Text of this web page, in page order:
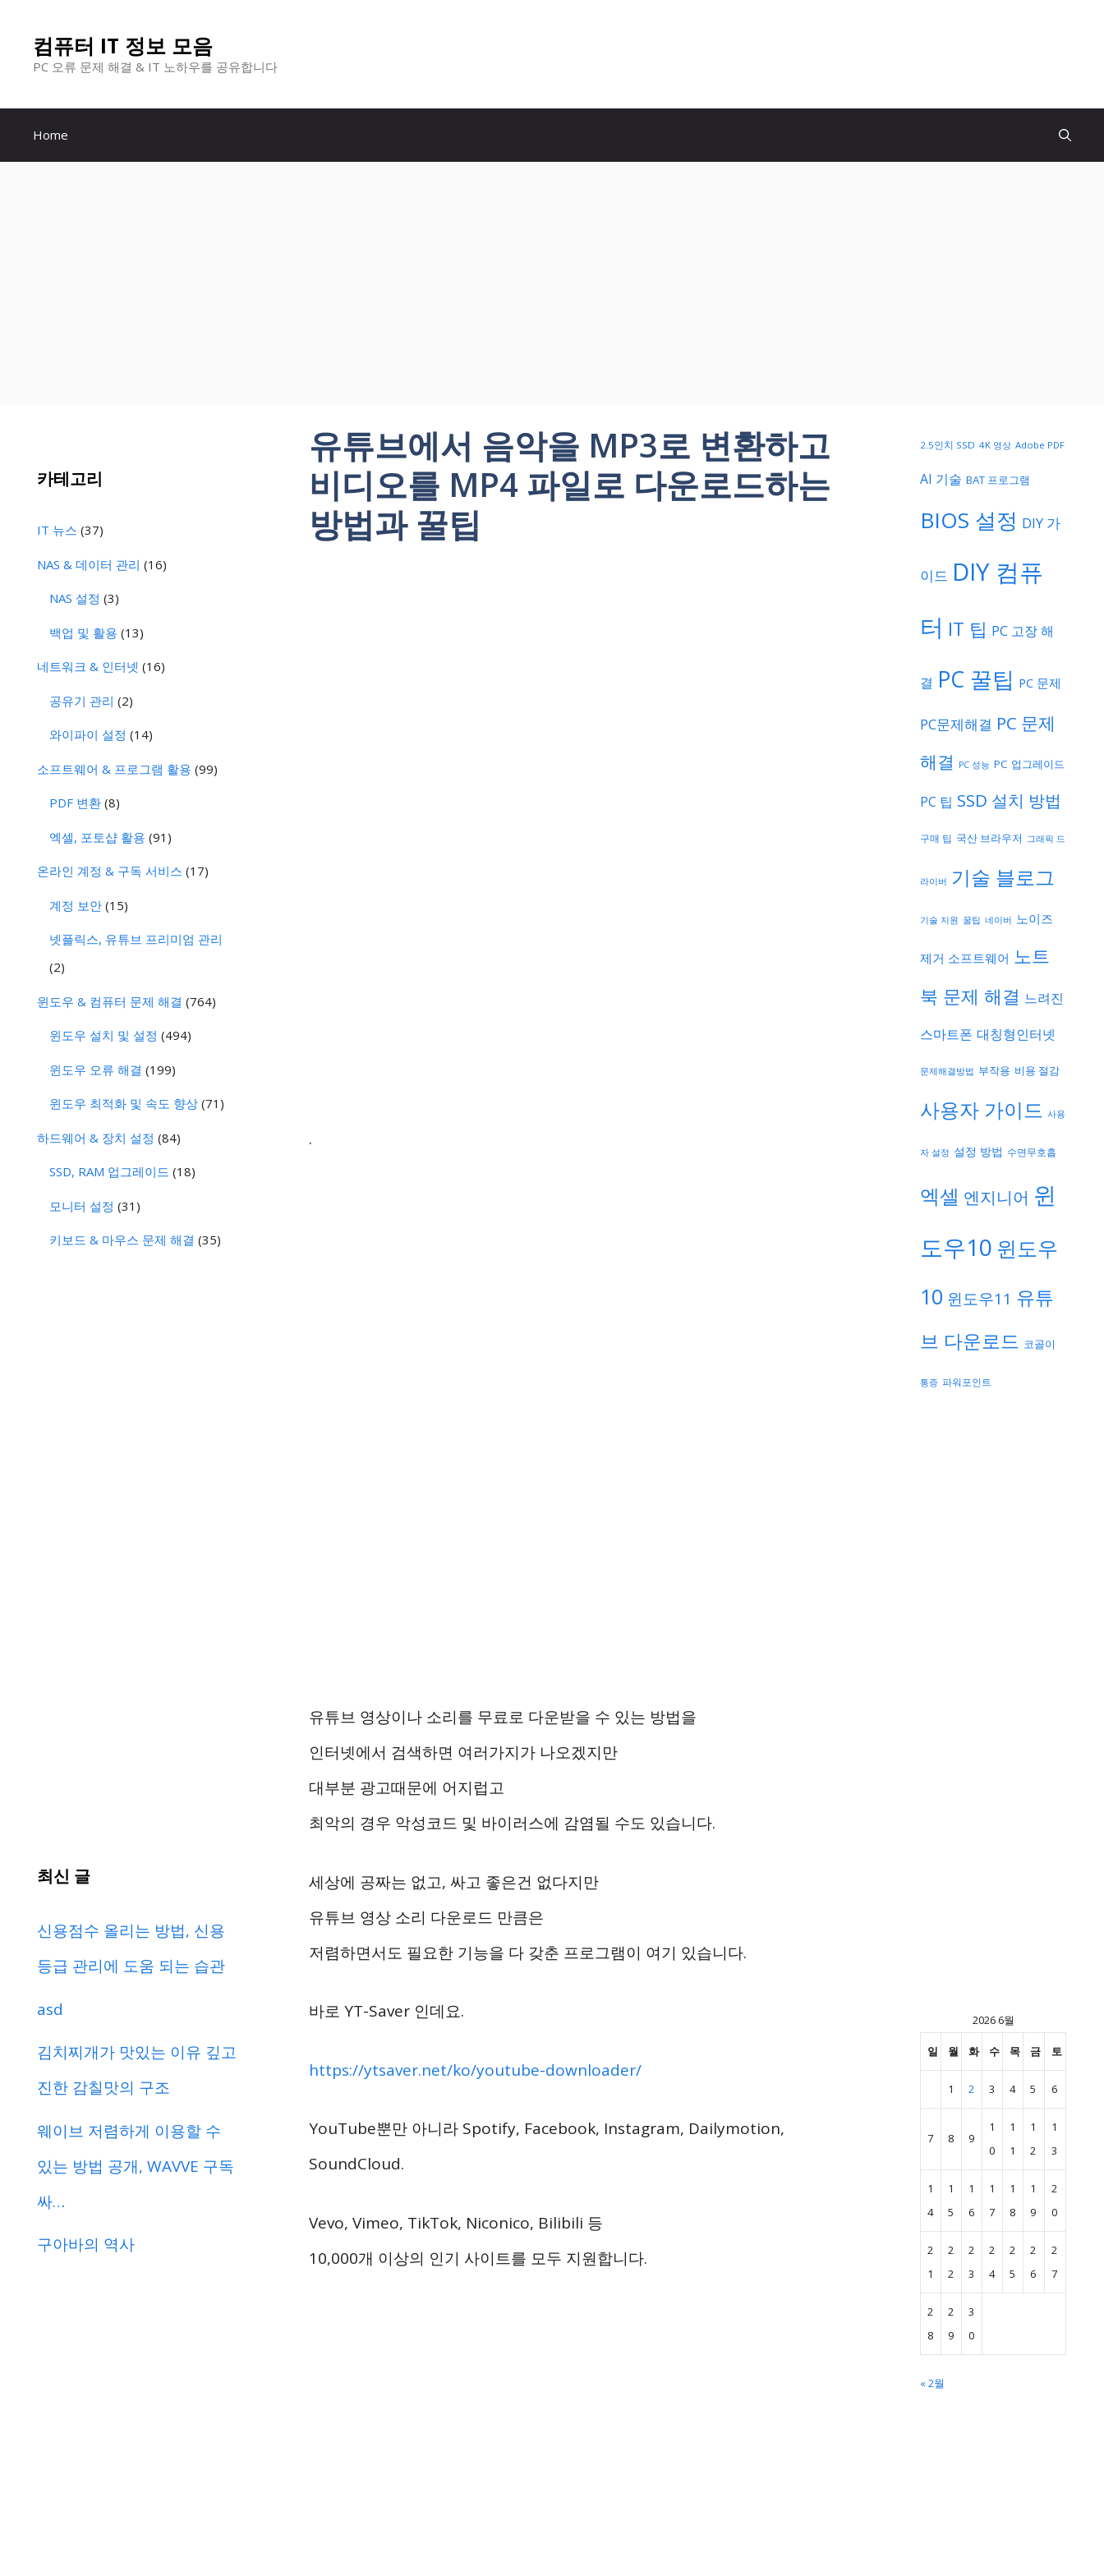
건
컴퓨터 IT 정보 모음
PC 오류 문제 해결 & IT 노하우를 공유합니다
Home
유튜브에서 음악을 MP3로 변환하고
비디오를 MP4 파일로 다운로드하는
방법과 꿀팁
.
유튜브 영상이나 소리를 무료로 다운받을 수 있는 방법을
인터넷에서 검색하면 여러가지가 나오겠지만
대부분 광고때문에 어지럽고
최악의 경우 악성코드 및 바이러스에 감염될 수도 있습니다.
세상에 공짜는 없고, 싸고 좋은건 없다지만
유튜브 영상 소리 다운로드 만큼은
저렴하면서도 필요한 기능을 다 갖춘 프로그램이 여기 있습니다.
바로 YT-Saver 인데요.
https://ytsaver.net/ko/youtube-downloader/
YouTube뿐만 아니라 Spotify, Facebook, Instagram, Dailymotion,
SoundCloud.
Vevo, Vimeo, TikTok, Niconico, Bilibili 등
10,000개 이상의 인기 사이트를 모두 지원합니다.
카테고리
IT 뉴스 (37)
NAS & 데이터 관리 (16)
NAS 설정 (3)
백업 및 활용 (13)
네트워크 & 인터넷 (16)
공유기 관리 (2)
와이파이 설정 (14)
소프트웨어 & 프로그램 활용 (99)
PDF 변환 (8)
엑셀, 포토샵 활용 (91)
온라인 계정 & 구독 서비스 (17)
계정 보안 (15)
넷플릭스, 유튜브 프리미엄 관리
(2)
윈도우 & 컴퓨터 문제 해결 (764)
윈도우 설치 및 설정 (494)
윈도우 오류 해결 (199)
윈도우 최적화 및 속도 향상 (71)
하드웨어 & 장치 설정 (84)
SSD, RAM 업그레이드 (18)
모니터 설정 (31)
키보드 & 마우스 문제 해결 (35)
최신 글
신용점수 올리는 방법, 신용
등급 관리에 도움 되는 습관
asd
김치찌개가 맛있는 이유 깊고
진한 감칠맛의 구조
웨이브 저렴하게 이용할 수
있는 방법 공개, WAVVE 구독
싸…
구아바의 역사
2.5인치 SSD 4K 영상 Adobe PDF
AI 기술 BAT 프로그램
BIOS 설정 DIY 가
이드 DIY 컴퓨
터 IT 팁 PC 고장 해
결 PC 꿀팁 PC 문제
PC문제해결 PC 문제
해결
PC 성능 PC 업그레이드
PC 팁 SSD 설치 방법
구매 팁 국산 브라우저 그래픽 드
라이버 기술 블로그
기술 지원 꿀팁 네이버 노이즈
제거 소프트웨어 노트
북 문제 해결 느려진
스마트폰 대칭형인터넷
문제해결방법 부작용 비용 절감
사용자 가이드 사용
자 설정 설정 방법 수면무호흡
엑셀 엔지니어 윈
도우10 윈도우
10 윈도우11 유튜
브 다운로드 코골이
통증 파워포인트
2026 6월
일 월 화 수 목 금 토
1 2 3 4 5 6
7 8 9
1
0
1
1
1
2
1
3
1
4
1
5
1
6
1
7
1
8
1
9
2
0
2
1
2
2
2
3
2
4
2
5
2
6
2
7
2
8
2
9
3
0
« 2월